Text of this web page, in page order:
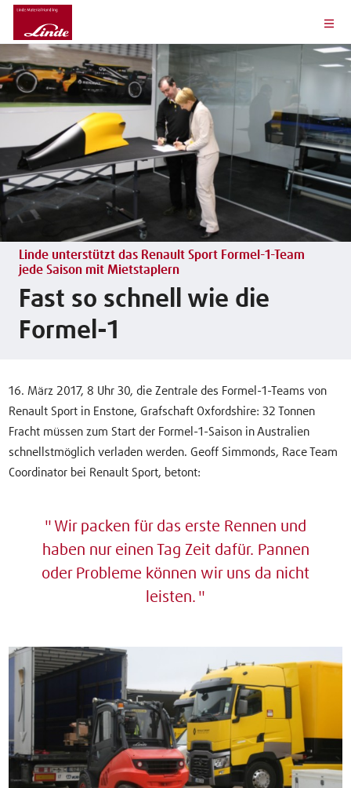
Linde unterstützt das Renault Sport Formel-1-Team
jede Saison mit Mietstaplern
Fast so schnell wie die
Formel-1
16. März 2017, 8 Uhr 30, die Zentrale des Formel-1-Teams von
Renault Sport in Enstone, Grafschaft Oxfordshire: 32 Tonnen
Fracht müssen zum Start der Formel-1-Saison in Australien
schnellstmöglich verladen werden. Geoff Simmonds, Race Team
Coordinator bei Renault Sport, betont:
Wir packen für das erste Rennen und
haben nur einen Tag Zeit dafür. Pannen
oder Probleme können wir uns da nicht
leisten.